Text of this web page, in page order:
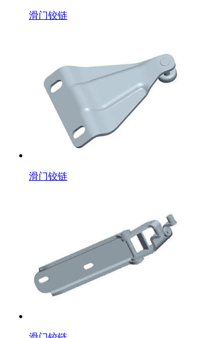
滑门铰链
滑门铰链